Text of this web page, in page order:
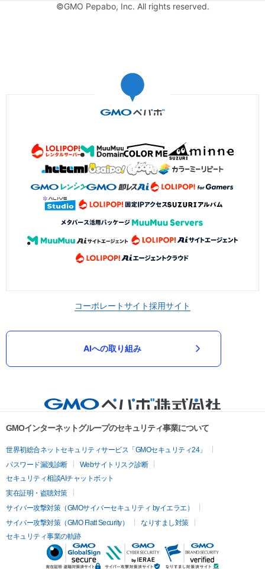
©GMO Pepabo, Inc. All rights reserved.
コーポレートサイト採用サイト
AIへの取り組み
GMOインターネットグループのセキュリティ事業について
世界初総合ネットセキュリティサービス「GMOセキュリティ24」
パスワード漏洩診断
Webサイトリスク診断
セキュリティ相談AIチャットボット
実在証明・盗聴対策
サイバー攻撃対策（GMOサイバーセキュリティ byイエラエ）
サイバー攻撃対策（GMO Flatt Security）
なりすまし対策
セキュリティ事業の軌跡